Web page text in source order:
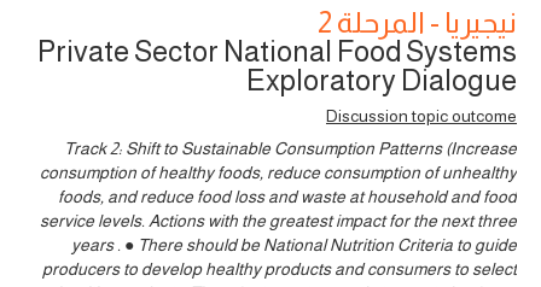
نيجيريا - المرحلة 2
Private Sector National Food Systems
Exploratory Dialogue
Discussion topic outcome
Track 2: Shift to Sustainable Consumption Patterns (Increase
consumption of healthy foods, reduce consumption of unhealthy
foods, and reduce food loss and waste at household and food
service levels. Actions with the greatest impact for the next three
years . ● There should be National Nutrition Criteria to guide
producers to develop healthy products and consumers to select